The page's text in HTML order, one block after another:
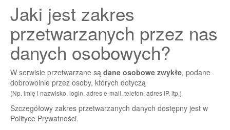
Jaki jest zakres
przetwarzanych przez nas
danych osobowych?
W serwisie przetwarzane są dane osobowe zwykłe, podane
dobrowolnie przez osoby, których dotyczą
(Np. imię i nazwisko, login, adres e-mail, telefon, adres IP, itp.)
Szczegółowy zakres przetwarzanych danych dostępny jest w
Polityce Prywatności.